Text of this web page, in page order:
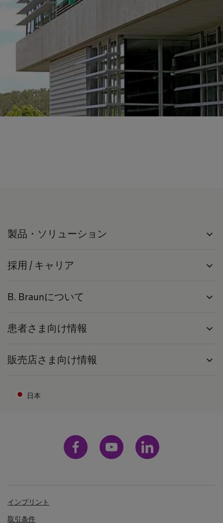
製品・ソリューション expand_more
採用 / キャリア expand_more
B. Braunについて expand_more
患者さま向け情報 expand_more
販売店さま向け情報 expand_more
日本
インプリント
取引条件